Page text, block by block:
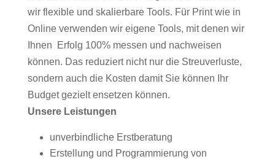
wir flexible und skalierbare Tools. Für Print wie in
Online verwenden wir eigene Tools, mit denen wir
Ihnen Erfolg 100% messen und nachweisen
können. Das reduziert nicht nur die Streuverluste,
sondern auch die Kosten damit Sie können Ihr
Budget gezielt ensetzen können.
Unsere Leistungen
unverbindliche Erstberatung
Erstellung und Programmierung von